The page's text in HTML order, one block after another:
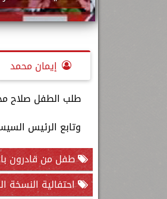
إيمان محمد
طلب الطفل صلاح
وتابع الرئيس
طفل من قادرون
احتفالية النسخة